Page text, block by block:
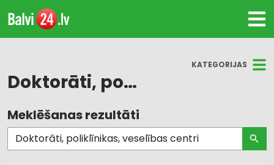
KATEGORIJAS
Doktorāti, poliklīnikas, veselības centri
Visas nozares
Medicīniskā palīdzība: ambulatorā
Meklēšanas rezultāti